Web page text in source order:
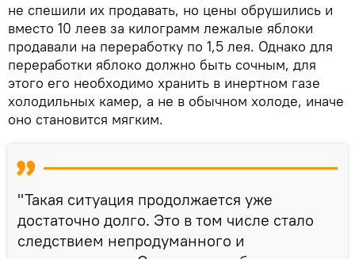
не спешили их продавать, но цены обрушились и
вместо 10 леев за килограмм лежалые яблоки
продавали на переработку по 1,5 лея. Однако для
переработки яблоко должно быть сочным, для
этого его необходимо хранить в инертном газе
холодильных камер, а не в обычном холоде, иначе
оно становится мягким.
"Такая ситуация продолжается уже
достаточно долго. Это в том числе стало
следствием непродуманного и